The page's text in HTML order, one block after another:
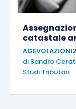
catastale
AGEVOLAZIONI
di Sandro
Studi Tributari